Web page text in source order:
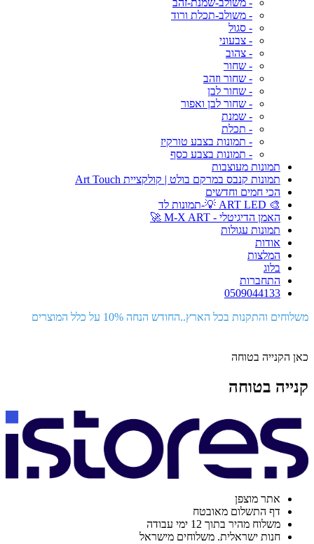
- משולב-שמנת-זהב
- משולב-תכלת ורוד
- סגול
- צבעוני
- צהוב
- שחור
- שחור וזהב
- שחור לבן
- שחור לבן ואפור
- שמנת
- תכלת
- תמונות בצבע טורקיז
- תמונות בצבע כסף
תמונות מעוצבות
תמונות קנבס במרקם בולט | קולקציית Art Touch
הכי חמים וחדשים
🎨 ART LED 💡-תמונות לד
האמן הדיגיטלי - M-X ART 🚀
תמונות עגולות
אודות
המלצות
בלוג
התחברות
0509044133
משלוחים והתקנות בכל הארץ..החודש הנחה 10% על כלל המוצרים
כאן הקנייה בטוחה
קנייה בטוחה
אתר מוצפן
דף התשלום מאובטח
משלוח מהיר בתוך 12 ימי עבודה
חנות ישראלית. משלוחים מישראל